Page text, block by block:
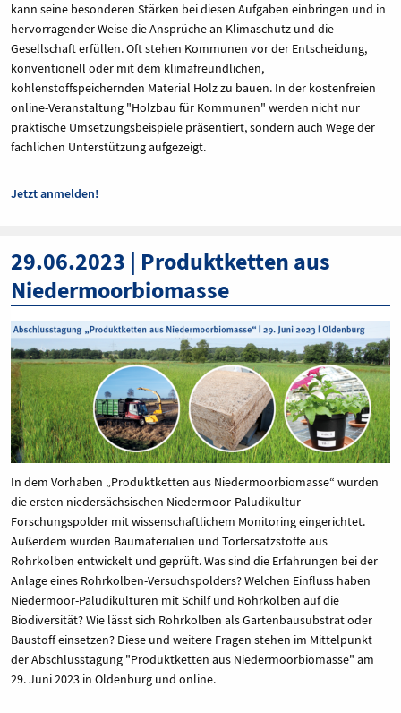
kann seine besonderen Stärken bei diesen Aufgaben einbringen und in
hervorragender Weise die Ansprüche an Klimaschutz und die
Gesellschaft erfüllen. Oft stehen Kommunen vor der Entscheidung,
konventionell oder mit dem klimafreundlichen,
kohlenstoffspeichernden Material Holz zu bauen. In der kostenfreien
online-Veranstaltung "Holzbau für Kommunen" werden nicht nur
praktische Umsetzungsbeispiele präsentiert, sondern auch Wege der
fachlichen Unterstützung aufgezeigt.
Jetzt anmelden!
29.06.2023 | Produktketten aus
Niedermoorbiomasse
In dem Vorhaben „Produktketten aus Niedermoorbiomasse“ wurden
die ersten niedersächsischen Niedermoor-Paludikultur-
Forschungspolder mit wissenschaftlichem Monitoring eingerichtet.
Außerdem wurden Baumaterialien und Torfersatzstoffe aus
Rohrkolben entwickelt und geprüft. Was sind die Erfahrungen bei der
Anlage eines Rohrkolben-Versuchspolders? Welchen Einfluss haben
Niedermoor-Paludikulturen mit Schilf und Rohrkolben auf die
Biodiversität? Wie lässt sich Rohrkolben als Gartenbausubstrat oder
Baustoff einsetzen? Diese und weitere Fragen stehen im Mittelpunkt
der Abschlusstagung "Produktketten aus Niedermoorbiomasse" am
29. Juni 2023 in Oldenburg und online.